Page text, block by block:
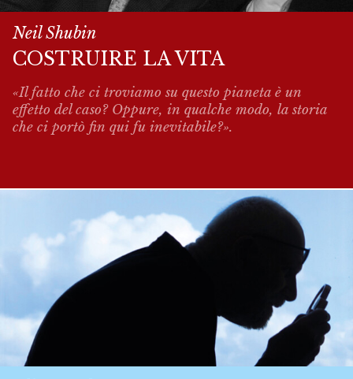
Neil Shubin
COSTRUIRE LA VITA
«Il fatto che ci troviamo su questo pianeta è un
effetto del caso? Oppure, in qualche modo, la storia
che ci portò fin qui fu inevitabile?».